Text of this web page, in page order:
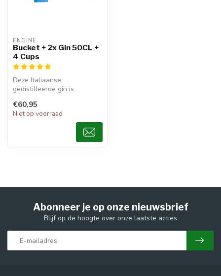
ENGINE
Bucket + 2x Gin 50CL +
4 Cups
Deze Italiaanse
gedistilleerde gin is
plantaardige en natuurlij...
€60,95
Niet op voorraad
Abonneer je op onze nieuwsbrief
Blijf op de hoogte over onze laatste acties